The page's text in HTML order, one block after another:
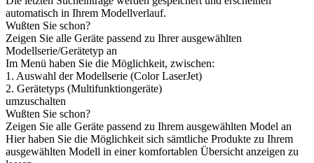
automatisch in Ihrem Modellverlauf.
Wußten Sie schon?
Zeigen Sie alle Geräte passend zu Ihrer ausgewählten
Modellserie/Gerätetyp an
Im Menü haben Sie die Möglichkeit, zwischen:
1. Auswahl der Modellserie (Color LaserJet)
2. Gerätetyps (Multifunktiongeräte)
umzuschalten
Wußten Sie schon?
Zeigen Sie alle Geräte passend zu Ihrem ausgewählten Model an
Hier haben Sie die Möglichkeit sich sämtliche Produkte zu Ihrem
ausgewählten Modell in einer komfortablen Übersicht anzeigen zu